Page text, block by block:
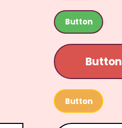
Button
Button
Button